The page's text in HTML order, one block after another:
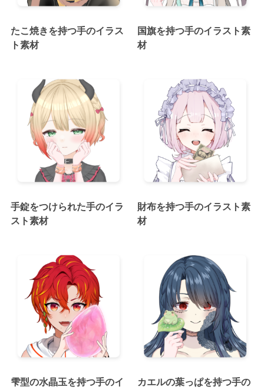
たこ焼きを持つ手のイラス
ト素材
国旗を持つ手のイラスト素
材
手錠をつけられた手のイラ
スト素材
財布を持つ手のイラスト素
材
雫型の水晶玉を持つ手のイ
カエルの葉っぱを持つ手の